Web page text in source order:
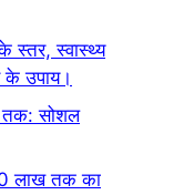
स्तर, स्वास्थ्य
के उपाय।
तक: सोशल
लाख तक का